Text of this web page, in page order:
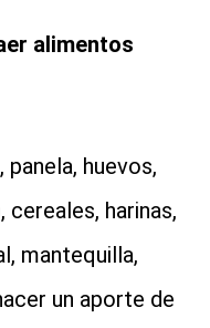
alimentos
huevos,
harinas,
mantequilla,
un aporte de